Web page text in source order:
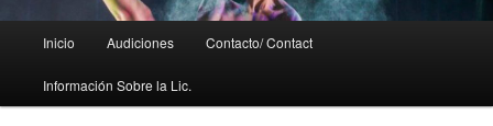
Inicio Audiciones Contacto/ Contact
Información Sobre la Lic.